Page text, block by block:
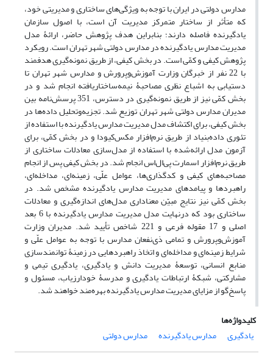
مدارس دولتی در ایران با توجه به ویژگی‌های ساختاری و مدیریتی خود،
که متأثر از ساختار متمرکز مدیریت آن است، با اصول سازمان
یادگیرنده فاصله دارند؛ بنابراین هدف پژوهش حاضر، ارائۀ مدل
مدیریت مدارس یادگیرنده در مدارس دولتی شهر تهران است. رویکرد
پژوهش کیفی و کمّی است. در بخش کیفی، از طریق نمونه‌گیری هدفمند
با 22 نفر از خبرگان وزارت آموزش‌وپرورش و مدارس شهر تهران تا
دستیابی به اشباع نظری مصاحبۀ نیمه‌ساختاریافته انجام شد و در
بخش کمّی نیز از طریق نمونه‌گیری در دسترس، 351 پرسش‌نامه بین
مدیران مدارس دولتی شهر تهران توزیع شد. تجزیه‌وتحلیل داده‌ها در
بخش کیفی، برای اکتشاف مدل مدیریت مدارس یادگیرنده با استفاده از
تئوری داده‌بنیاد از طریق نرم‌افزار مکس‌کیودا و در بخش کمّی، برای
آزمون مدل ارائه‌شده با استفاده از مدل‌سازی معادلات ساختاری از
طریق نرم‌افزار اسمارت پی‌ال‌اس انجام شد. در بخش کیفی پس از انجام
مصاحبه‌های کیفی و کدگذاری‌ها، عوامل علّی، زمینه‌ای، مداخله‌ای،
راهبردها و پیامدهای مدیریت مدارس یادگیرنده مشخص شد. در
بخش کمّی نیز نتایج مبیّن معنا‌داری مدل‌های اندازه‌گیری و معادلات
ساختاری بود که درنهایت مدل مدیریت مدارس یادگیرنده با 6 بعد
اصلی و 17 مقوله فرعی و 221 شاخص تأیید شد. مدیران وزارت
آموزش‌وپرورش و تمامی ذی‌نفعان مدارس با توجه به عوامل علّی و
شرایط زمینه‌ای و مداخله‌ای و اتخاذ راهبرد‌هایی در زمینۀ توانمندسازی
منابع انسانی، توسعۀ مدیریت دانش و یادگیری، یادگیری تیمی و
مشارکتی، شبکۀ ارتباطات یادگیری و مدرسۀ خودارزیاب، مسئول و
پاسخ‌گو از مزایای مدیریت مدارس یادگیرنده بهره‌مند خواهند شد.
کلیدواژه‌ها
یادگیری
مدارس یادگیرنده مدارس دولتی